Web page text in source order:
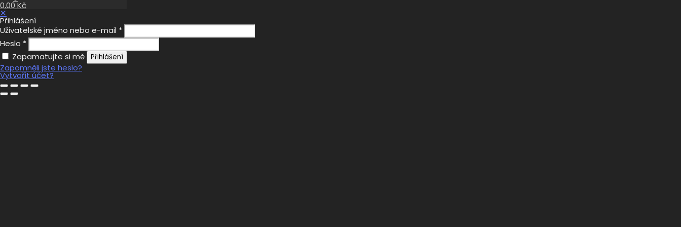
0,00 Kč
✕
Přihlášení
Uživatelské jméno nebo e-mail *
Heslo *
Zapamatujte si mě
Přihlášení
Zapomněli jste heslo?
Vytvořit účet?